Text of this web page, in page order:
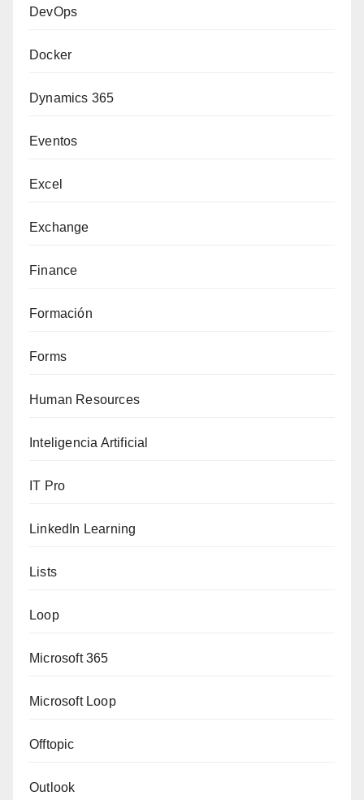
DevOps
Docker
Dynamics 365
Eventos
Excel
Exchange
Finance
Formación
Forms
Human Resources
Inteligencia Artificial
IT Pro
LinkedIn Learning
Lists
Loop
Microsoft 365
Microsoft Loop
Offtopic
Outlook